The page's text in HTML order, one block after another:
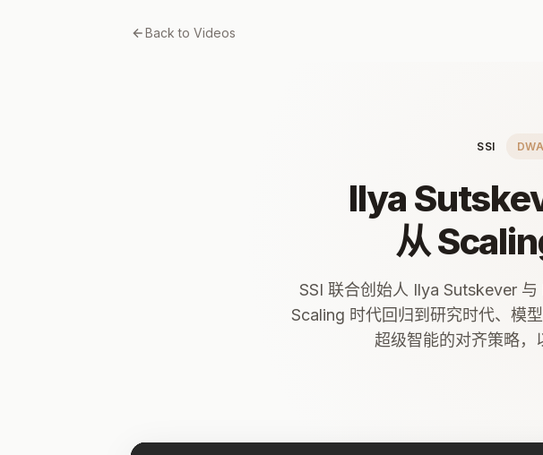
Back to Videos
SSI
Ilya
从
SSI 联合创始人 Ilya Sutskever
Scaling 时代回归到研究时代、模
超级智能的对齐策略，